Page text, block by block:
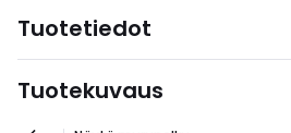
Tuotetiedot
Tuotekuvaus